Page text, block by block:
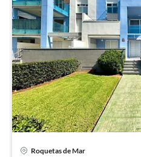
Roquetas de Mar